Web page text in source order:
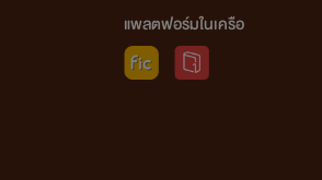
แพลตฟอร์มในเครือ